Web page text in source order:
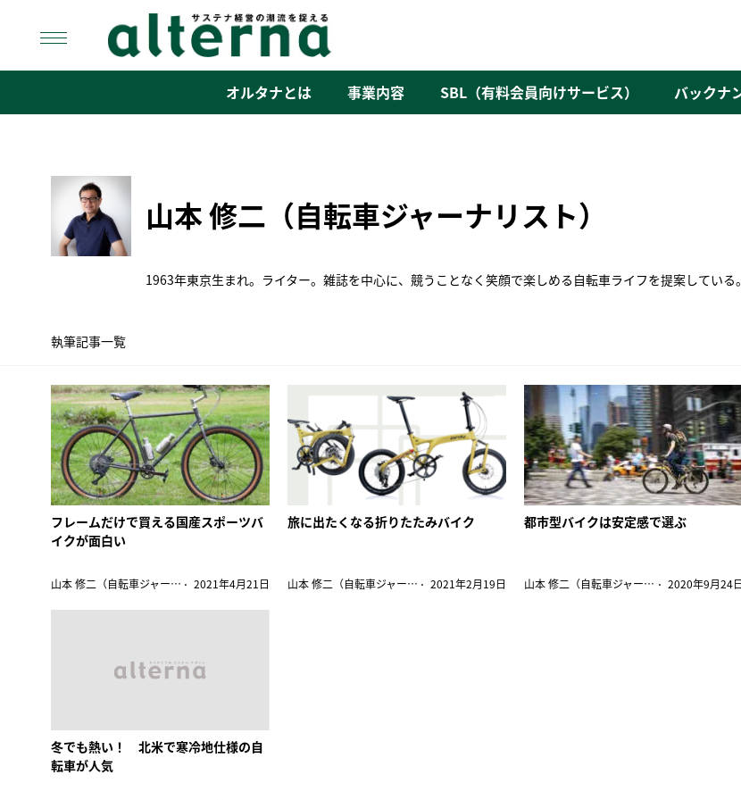
content
オルタナとは 事業内容 SBL（有料会員向けサービス） バックナ
山本 修二（自転車ジャーナリスト）
1963年東京生まれ。ライター。雑誌を中心に、競うことなく笑顔で楽しめる自転車ライフを提案してい
執筆記事一覧
フレームだけで買える国産スポーツバ
イクが面白い
山本 修二（自転車ジャーナリスト） 2021年4月21日
旅に出たくなる折りたたみバイク
山本 修二（自転車ジャーナリスト） 2021年2月19日
都市型バイクは安定感で選ぶ
山本 修二（自転車ジャーナリスト） 2020年9月24日
冬でも熱い！ 北米で寒冷地仕様の自
転車が人気